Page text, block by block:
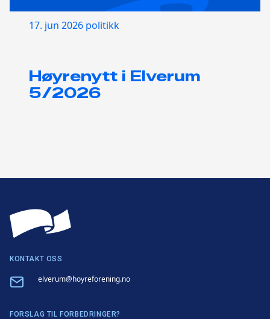
17. jun 2026 politikk
Høyrenytt i Elverum
5/2026
KONTAKT OSS
Email elverum@hoyreforening.no
FORSLAG TIL FORBEDRINGER?